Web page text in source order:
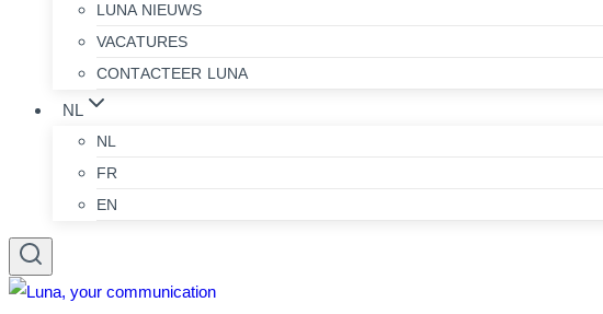
LUNA NIEUWS
VACATURES
CONTACTEER LUNA
NL
NL
FR
EN